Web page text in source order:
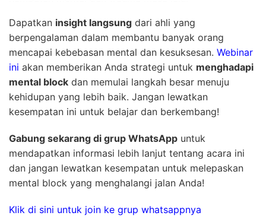
Dapatkan insight langsung dari ahli yang
berpengalaman dalam membantu banyak orang
mencapai kebebasan mental dan kesuksesan. Webinar
ini akan memberikan Anda strategi untuk menghadapi
mental block dan memulai langkah besar menuju
kehidupan yang lebih baik. Jangan lewatkan
kesempatan ini untuk belajar dan berkembang!
Gabung sekarang di grup WhatsApp untuk
mendapatkan informasi lebih lanjut tentang acara ini
dan jangan lewatkan kesempatan untuk melepaskan
mental block yang menghalangi jalan Anda!
Klik di sini untuk join ke grup whatsappnya